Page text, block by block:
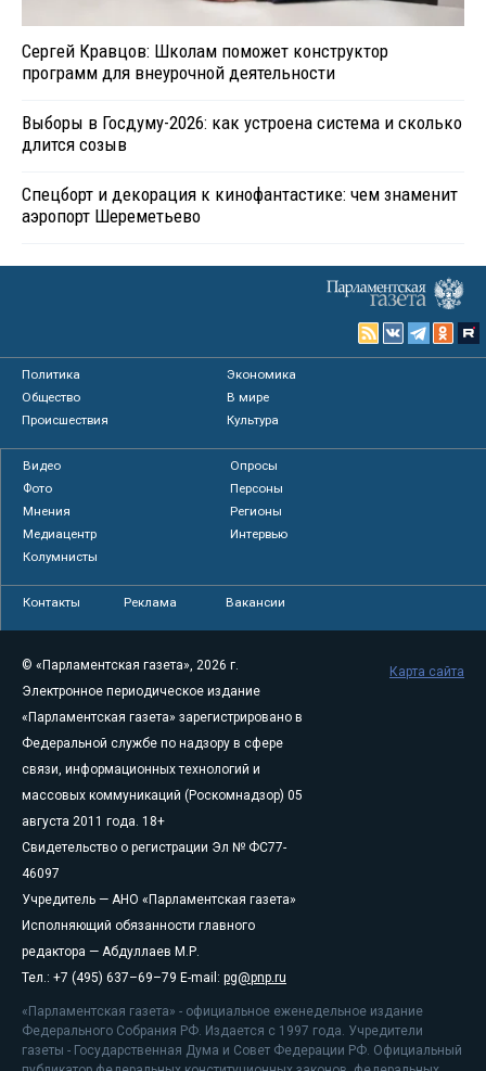
Сергей Кравцов: Школам поможет конструктор
программ для внеурочной деятельности
Выборы в Госдуму-2026: как устроена система и сколько
длится созыв
Спецборт и декорация к кинофантастике: чем знаменит
аэропорт Шереметьево
Политика
Экономика
Общество
В мире
Происшествия
Культура
Видео
Опросы
Фото
Персоны
Мнения
Регионы
Медиацентр
Интервью
Колумнисты
Контакты Реклама Вакансии
© «Парламентская газета», 2026 г.
Электронное периодическое издание
«Парламентская газета» зарегистрировано в
Федеральной службе по надзору в сфере
связи, информационных технологий и
массовых коммуникаций (Роскомнадзор) 05
августа 2011 года. 18+
Свидетельство о регистрации Эл № ФС77-
46097
Учредитель — АНО «Парламентская газета»
Исполняющий обязанности главного
редактора — Абдуллаев М.Р.
Тел.: +7 (495) 637–69–79 E-mail: pg@pnp.ru
«Парламентская газета» - официальное еженедельное издание
Федерального Собрания РФ. Издается с 1997 года. Учредители
газеты - Государственная Дума и Совет Федерации РФ. Официальный
Карта сайта